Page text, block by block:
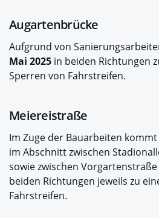
Augartenbrücke
Aufgrund von
Mai 2025 in beiden Richtungen
Sperren von Fahrstreifen.
Meiereistraße
Im Zuge der Bauarbeiten kommt
im Abschnitt zwischen
sowie zwischen
beiden Richtungen jeweils zu
Fahrstreifen.